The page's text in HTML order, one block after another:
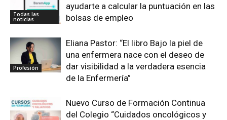
Todas las
noticias
ayudarte a calcular la puntuación en las
bolsas de empleo
Profesión
Eliana Pastor: “El libro Bajo la piel de
una enfermera nace con el deseo de
dar visibilidad a la verdadera esencia
de la Enfermería”
Nuevo Curso de Formación Continua
del Colegio “Cuidados oncológicos y